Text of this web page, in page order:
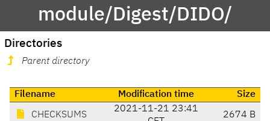
module/Digest/DIDO/
Directories
Parent directory
Filename Modification time Size
CHECKSUMS
2021-11-21 23:41
2674 B